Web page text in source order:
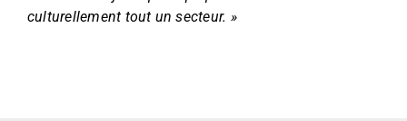
culturellement tout un secteur. »